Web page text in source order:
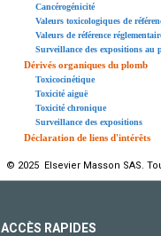
Cancérogénicité
Valeurs toxicologiques de
Valeurs de référence
Surveillance des expositions au
Dérivés organiques du plomb
Toxicocinétique
Toxicité aiguë
Toxicité chronique
Surveillance des expositions
Déclaration de liens d'intérêts
© 2025 Elsevier Masson SAS.
ACCÈS RAPIDES